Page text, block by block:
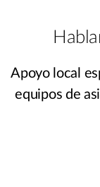
Apoyo local
equipos de